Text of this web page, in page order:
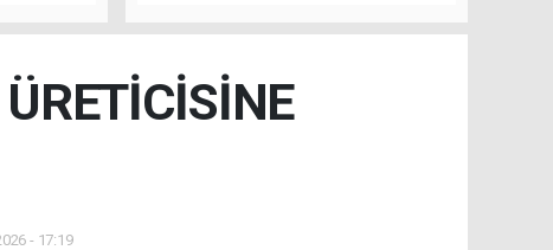
- 17:19